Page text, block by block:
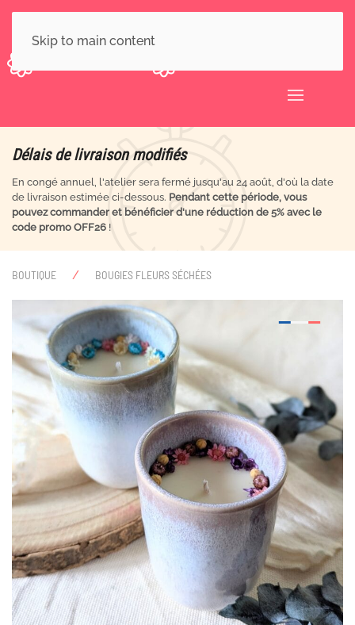
Skip to main content
Délais de livraison modifiés
En congé annuel, l'atelier sera fermé jusqu'au 24 août, d'où la date
de livraison estimée ci-dessous. Pendant cette période, vous
pouvez commander et bénéficier d'une réduction de 5% avec le
code promo OFF26 !
BOUTIQUE BOUGIES FLEURS SÉCHÉES